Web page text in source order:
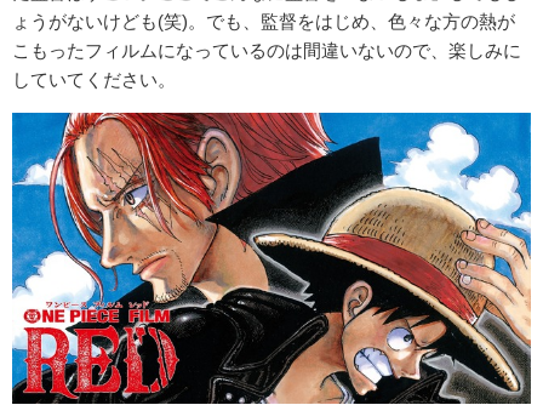
ょうがないけども(笑)。でも、監督をはじめ、色々な方の熱が
こもったフィルムになっているのは間違いないので、楽しみに
していてください。